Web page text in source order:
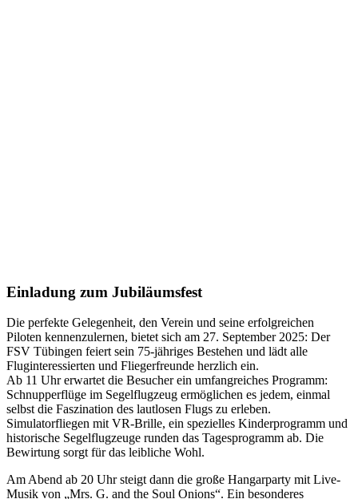
Einladung zum Jubiläumsfest
Die perfekte Gelegenheit, den Verein und seine erfolgreichen
Piloten kennenzulernen, bietet sich am 27. September 2025: Der
FSV Tübingen feiert sein 75-jähriges Bestehen und lädt alle
Fluginteressierten und Fliegerfreunde herzlich ein.
Ab 11 Uhr erwartet die Besucher ein umfangreiches Programm:
Schnupperflüge im Segelflugzeug ermöglichen es jedem, einmal
selbst die Faszination des lautlosen Flugs zu erleben.
Simulatorfliegen mit VR-Brille, ein spezielles Kinderprogramm und
historische Segelflugzeuge runden das Tagesprogramm ab. Die
Bewirtung sorgt für das leibliche Wohl.
Am Abend ab 20 Uhr steigt dann die große Hangarparty mit Live-
Musik von „Mrs. G. and the Soul Onions“. Ein besonderes